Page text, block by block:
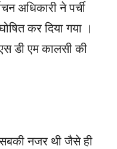
अधिकारी ने पर्ची
कर दिया गया ।
डी एम कालसी की
नजर थी जैसे ही